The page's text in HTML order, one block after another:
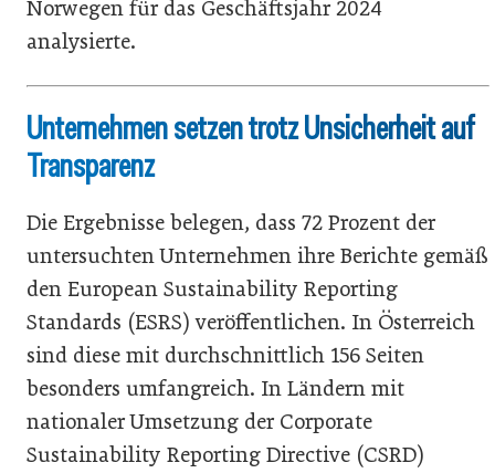
Norwegen für das Geschäftsjahr 2024
analysierte.
Unternehmen setzen trotz Unsicherheit auf
Transparenz
Die Ergebnisse belegen, dass 72 Prozent der
untersuchten Unternehmen ihre Berichte gemäß
den European Sustainability Reporting
Standards (ESRS) veröffentlichen. In Österreich
sind diese mit durchschnittlich 156 Seiten
besonders umfangreich. In Ländern mit
nationaler Umsetzung der Corporate
Sustainability Reporting Directive (CSRD)